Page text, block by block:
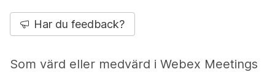
Har du feedback?
Som värd eller medvärd i Webex Meetings